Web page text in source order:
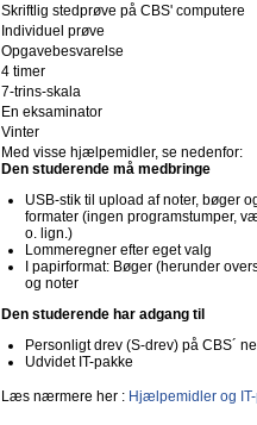
Skriftlig stedprøve på CBS' computere
Individuel prøve
Opgavebesvarelse
4 timer
7-trins-skala
En eksaminator
Vinter
Med visse hjælpemidler, se nedenfor:
Den studerende må medbringe
USB-stik til upload af noter, bøger
formater (ingen programstumper,
o. lign.)
Lommeregner efter eget valg
I papirformat: Bøger (herunder
og noter
Den studerende har adgang til
Personligt drev (S-drev) på CBS´
Udvidet IT-pakke
Læs nærmere her : Hjælpemidler og